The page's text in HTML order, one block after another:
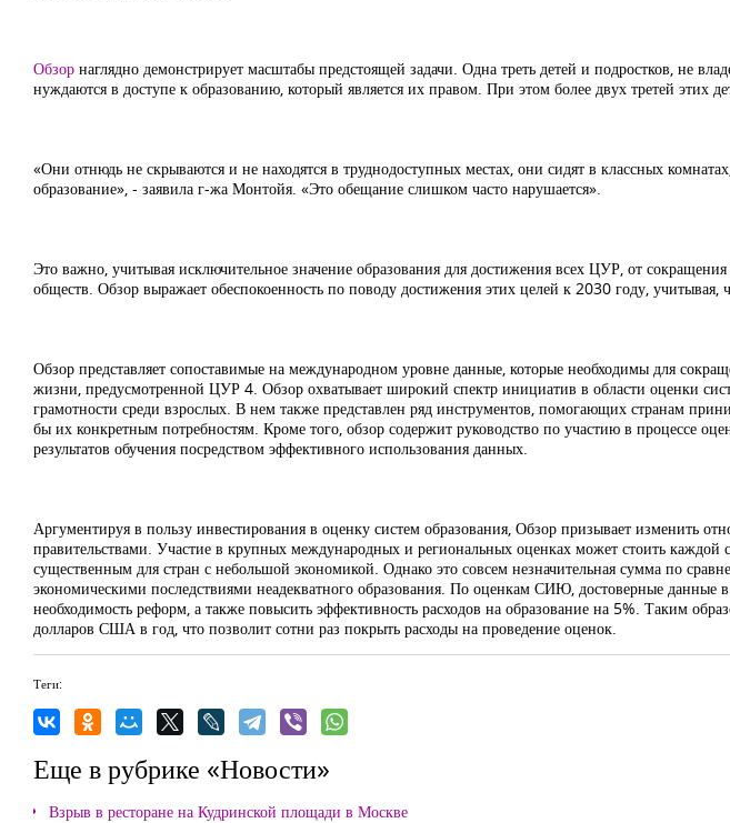
Обзор наглядно демонстрирует масштабы предстоящей задачи. Одна треть детей и подростков, не
нуждаются в доступе к образованию, который является их правом. При этом более двух третей этих
«Они отнюдь не скрываются и не находятся в труднодоступных местах, они сидят в классных
образование», - заявила г-жа Монтойя. «Это обещание слишком часто нарушается».
Это важно, учитывая исключительное значение образования для достижения всех ЦУР, от
обществ. Обзор выражает обеспокоенность по поводу достижения этих целей к 2030 году,
Обзор представляет сопоставимые на международном уровне данные, которые необходимы для
жизни, предусмотренной ЦУР 4. Обзор охватывает широкий спектр инициатив в области оценки
грамотности среди взрослых. В нем также представлен ряд инструментов, помогающих странам
бы их конкретным потребностям. Кроме того, обзор содержит руководство по участию в процессе
результатов обучения посредством эффективного использования данных.
Аргументируя в пользу инвестирования в оценку систем образования, Обзор призывает изменить
правительствами. Участие в крупных международных и региональных оценках может стоить каждой
существенным для стран с небольшой экономикой. Однако это совсем незначительная сумма по
экономическими последствиями неадекватного образования. По оценкам СИЮ, достоверные данные
необходимость реформ, а также повысить эффективность расходов на образование на 5%. Таким
долларов США в год, что позволит сотни раз покрыть расходы на проведение оценок.
Теги:
Еще в рубрике «Новости»
Взрыв в ресторане на Кудринской площади в Москве